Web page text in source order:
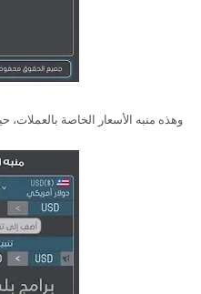
وهذه منبه الأسعار الخاصة